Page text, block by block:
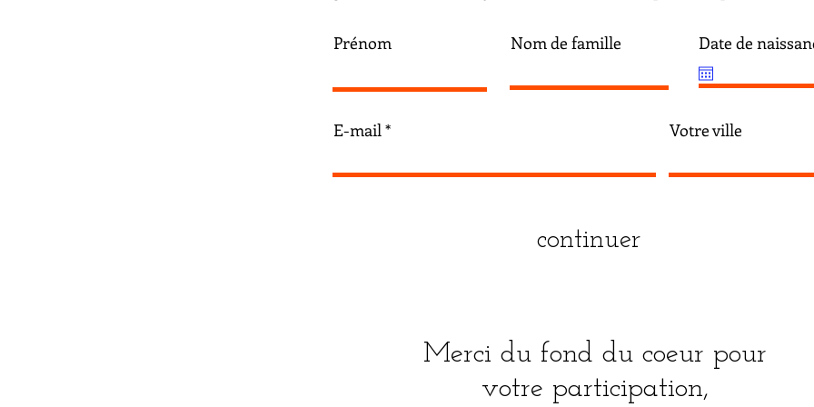
Prénom Nom de famille Date de
E-mail Votre ville
continuer
Merci du fond du coeur pour
votre participation,